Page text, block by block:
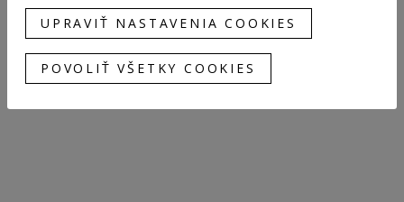
UPRAVIŤ NASTAVENIA COOKIES
POVOLIŤ VŠETKY COOKIES